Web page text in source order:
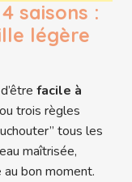
saisons :
légère
facile à
trois règles
tous les
maîtrisée,
bon moment.